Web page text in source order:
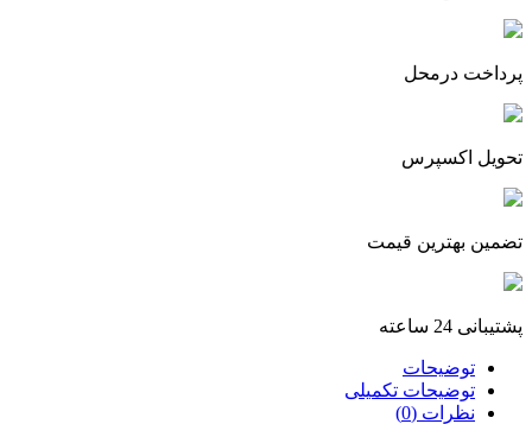
پرداخت درمحل
تحویل اکسپرس
تضمین بهترین قیمت
پشتیبانی 24 ساعته
توضیحات
توضیحات تکمیلی
نظرات (0)